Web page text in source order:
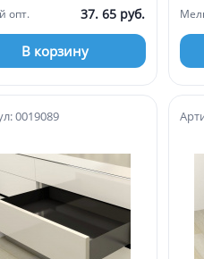
опт. 37. 65 руб.
В корзину
0019089